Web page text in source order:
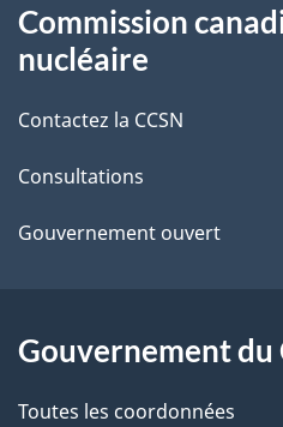
a
i
l
s
d
l
a
propos
de
ce
site
Commission
nucléaire
Contactez la CCSN
Consultations
Gouvernement ouvert
Gouvernement du
Toutes les coordonnées